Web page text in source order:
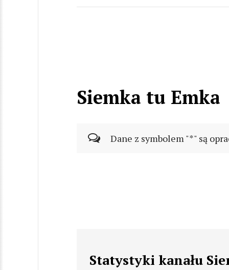
Siemka tu Emka
Dane z symbolem "*" są
Statystyki kanału